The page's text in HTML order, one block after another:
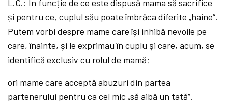
L.C.: În funcție de ce este dispusă mama să sacrifice
și pentru ce, cuplul său poate îmbrăca diferite „haine“.
Putem vorbi despre mame care își inhibă nevoile pe
care, înainte, și le exprimau în cuplu și care, acum, se
identifică exclusiv cu rolul de mamă;
ori mame care acceptă abuzuri din partea
partenerului pentru ca cel mic „să aibă un tată“.